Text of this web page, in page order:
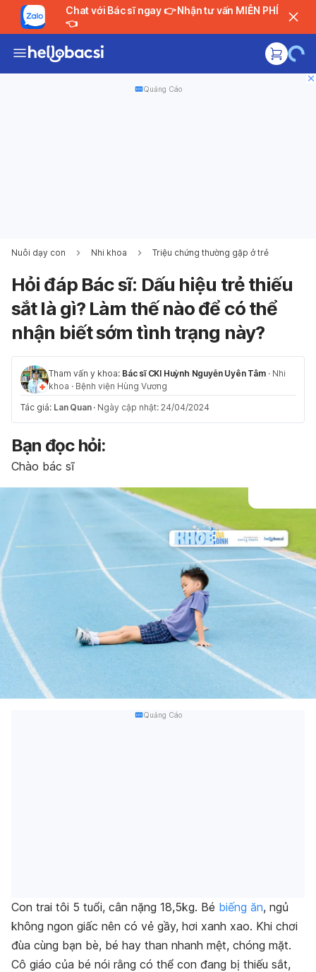
Chat với Bác sĩ ngay 👉 Nhận tư vấn MIỄN PHÍ
👈
Quảng Cáo
Nuôi dạy con Nhi khoa Triệu chứng thường gặp ở trẻ
Hỏi đáp Bác sĩ: Dấu hiệu trẻ thiếu
sắt là gì? Làm thế nào để có thể
nhận biết sớm tình trạng này?
Tham vấn y khoa: Bác sĩ CKI Huỳnh Nguyễn Uyên Tâm · Nhi
khoa · Bệnh viện Hùng Vương
Tác giả: Lan Quan · Ngày cập nhật: 24/04/2024
Bạn đọc hỏi:
Chào bác sĩ
Quảng Cáo
Con trai tôi 5 tuổi, cân nặng 18,5kg. Bé biếng ăn, ngủ
không ngon giấc nên có vẻ gầy, hơi xanh xao. Khi chơi
đùa cùng bạn bè, bé hay than nhanh mệt, chóng mặt.
Cô giáo của bé nói rằng có thể con đang bị thiếu sắt,